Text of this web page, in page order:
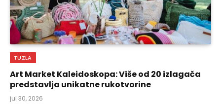
TUZLA
Art Market Kaleidoskopa: Više od 20 izlagača
predstavlja unikatne rukotvorine
jul 30, 2026